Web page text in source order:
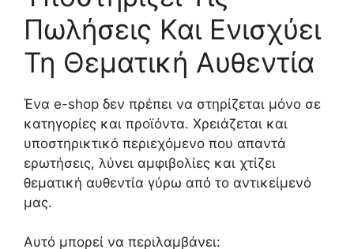
Πωλήσεις Και Ενισχύει
Τη Θεματική Αυθεντία
Ένα e-shop δεν πρέπει να στηρίζεται μόνο σε
κατηγορίες και προϊόντα. Χρειάζεται και
υποστηρικτικό περιεχόμενο που απαντά
ερωτήσεις, λύνει αμφιβολίες και χτίζει
θεματική αυθεντία γύρω από το αντικείμενό
μας.
Αυτό μπορεί να περιλαμβάνει: